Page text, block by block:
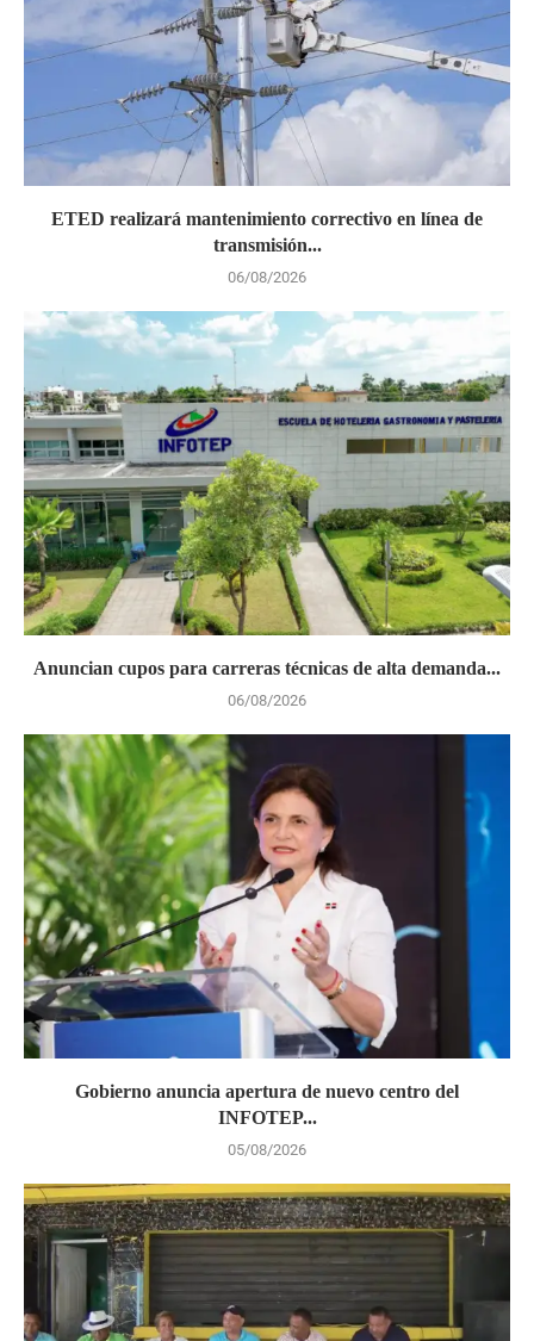
ETED realizará mantenimiento correctivo en línea de
transmisión...
06/08/2026
Anuncian cupos para carreras técnicas de alta demanda...
06/08/2026
Gobierno anuncia apertura de nuevo centro del
INFOTEP...
05/08/2026